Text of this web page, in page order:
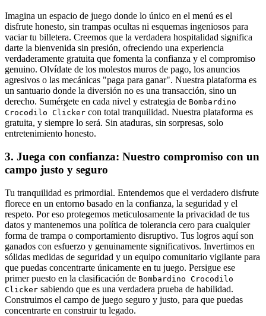
Imagina un espacio de juego donde lo único en el menú es el
disfrute honesto, sin trampas ocultas ni esquemas ingeniosos para
vaciar tu billetera. Creemos que la verdadera hospitalidad significa
darte la bienvenida sin presión, ofreciendo una experiencia
verdaderamente gratuita que fomenta la confianza y el compromiso
genuino. Olvídate de los molestos muros de pago, los anuncios
agresivos o las mecánicas "paga para ganar". Nuestra plataforma es
un santuario donde la diversión no es una transacción, sino un
derecho. Sumérgete en cada nivel y estrategia de Bombardino
Crocodilo Clicker con total tranquilidad. Nuestra plataforma es
gratuita, y siempre lo será. Sin ataduras, sin sorpresas, solo
entretenimiento honesto.
3. Juega con confianza: Nuestro compromiso con un
campo justo y seguro
Tu tranquilidad es primordial. Entendemos que el verdadero disfrute
florece en un entorno basado en la confianza, la seguridad y el
respeto. Por eso protegemos meticulosamente la privacidad de tus
datos y mantenemos una política de tolerancia cero para cualquier
forma de trampa o comportamiento disruptivo. Tus logros aquí son
ganados con esfuerzo y genuinamente significativos. Invertimos en
sólidas medidas de seguridad y un equipo comunitario vigilante para
que puedas concentrarte únicamente en tu juego. Persigue ese
primer puesto en la clasificación de Bombardino Crocodilo
Clicker sabiendo que es una verdadera prueba de habilidad.
Construimos el campo de juego seguro y justo, para que puedas
concentrarte en construir tu legado.